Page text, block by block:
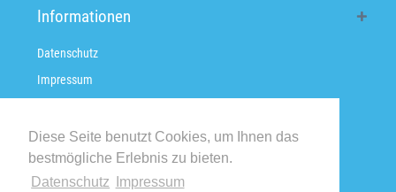
Diese Seite benutzt Cookies, um Ihnen das
bestmögliche Erlebnis zu bieten.
Datenschutz
Impressum
Informationen
Datenschutz
Impressum
Versandkosten / Lieferzeiten
Widerrufsbelehrung
Retoure